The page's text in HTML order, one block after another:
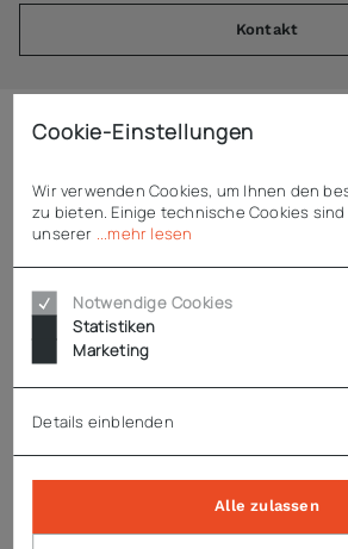
Kontakt
Rieber Speisenschalen-Deckel mit Griff
extra sichere Ausführung:
tiefgezogen mit umlaufend
scharfe Ecken und Kanten
stapelbar
Technische Daten
Cookie-Einstellungen
Wir verwenden Cookies, um Ihnen den
zu bieten. Einige technische Cookies
unserer
...mehr lesen
Notwendige Cookies
Statistiken
Marketing
Details einblenden
Alle zulassen